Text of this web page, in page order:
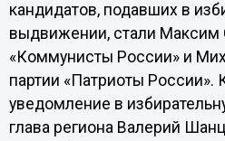
кандидатов, подавших в
выдвижении, стали Максим
«Коммунисты России» и
партии «Патриоты России».
уведомление в
глава региона Валерий